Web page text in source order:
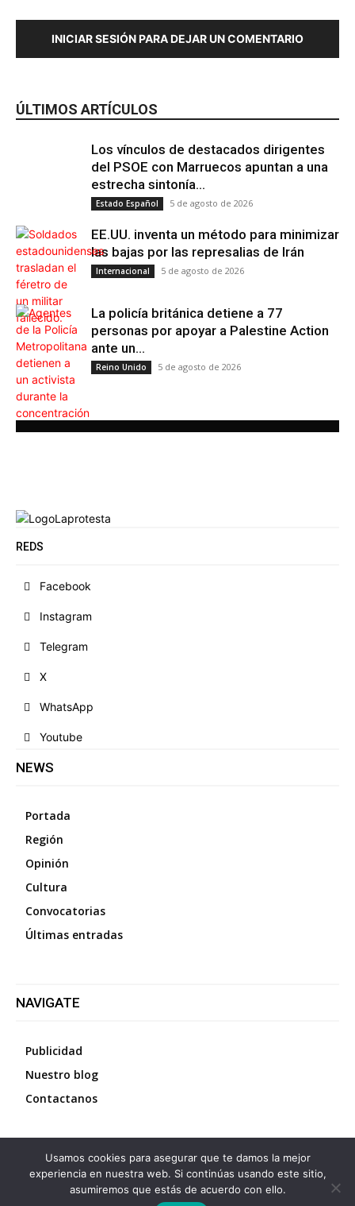
INICIAR SESIÓN PARA DEJAR UN COMENTARIO
ÚLTIMOS ARTÍCULOS
Los vínculos de destacados dirigentes
del PSOE con Marruecos apuntan a una
estrecha sintonía...
Estado Español 5 de agosto de 2026
EE.UU. inventa un método para minimizar
las bajas por las represalias de Irán
Internacional 5 de agosto de 2026
La policía británica detiene a 77
personas por apoyar a Palestine Action
ante un...
Reino Unido 5 de agosto de 2026
REDS
Facebook
Instagram
Telegram
X
WhatsApp
Youtube
NEWS
Portada
Región
Opinión
Cultura
Convocatorias
Últimas entradas
NAVIGATE
Publicidad
Nuestro blog
Contactanos
©2026 Diario La Protesta.es- Todos los derechos
reservados
Usamos cookies para asegurar que te damos la mejor
experiencia en nuestra web. Si continúas usando este sitio,
asumiremos que estás de acuerdo con ello.